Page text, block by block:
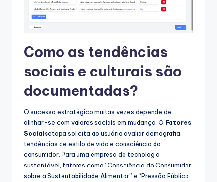
Como as tendências
sociais e culturais são
documentadas?
O sucesso estratégico muitas vezes depende de
alinhar-se com valores sociais em mudança. O Fatores
Sociaisetapa solicita ao usuário avaliar demografia,
tendências de estilo de vida e consciência do
consumidor. Para uma empresa de tecnologia
sustentável, fatores como “Consciência do Consumidor
sobre a Sustentabilidade Alimentar” e “Pressão Pública